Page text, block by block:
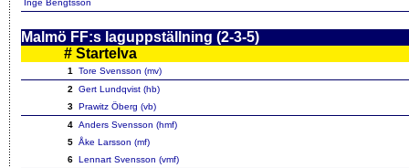
Inge Bengtsson
Malmö FF:s laguppställning (2-3-5)
# Startelva
1
Tore Svensson (mv)
2
Gert Lundqvist (hb)
3 Prawitz Öberg (vb)
4 Anders Svensson (hmf)
5 Åke Larsson (mf)
6 Lennart Svensson (vmf)